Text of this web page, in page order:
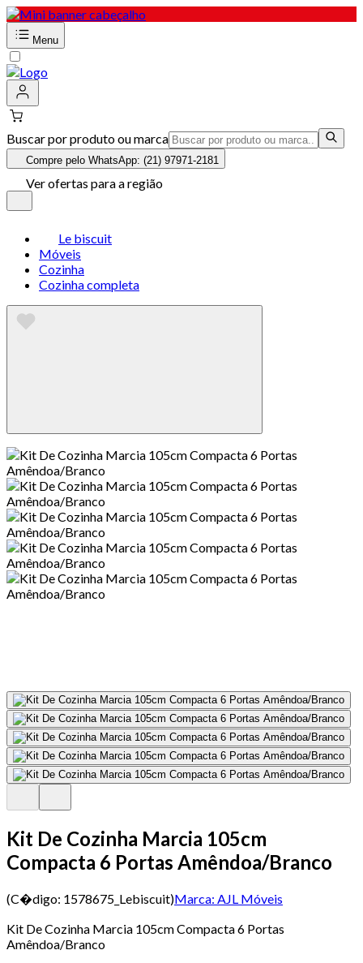
Menu
Buscar por produto ou marca
Compre pelo WhatsApp: (21) 97971-2181
Ver ofertas para a região
Le biscuit
Móveis
Cozinha
Cozinha completa
Kit De Cozinha Marcia 105cm
Compacta 6 Portas Amêndoa/Branco
(C�digo: 1578675_Lebiscuit)Marca: AJL Móveis
Kit De Cozinha Marcia 105cm Compacta 6 Portas
Amêndoa/Branco